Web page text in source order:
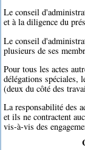
Le conseil
et à la diligence du
Le conseil
plusieurs de ses
Pour tous les actes
délégations spéciales,
(deux du côté des
La responsabilité des
et ils ne contractent
vis-à-vis des